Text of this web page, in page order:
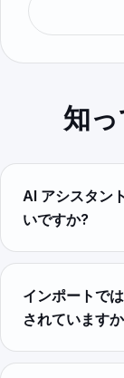
知
AI アシスタン
いですか?
インポートで
されています